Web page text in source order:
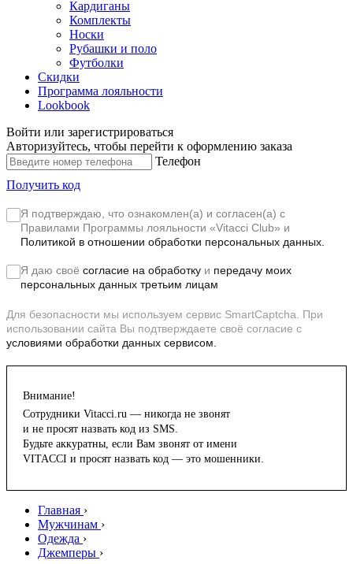
Кардиганы
Комплекты
Носки
Рубашки и поло
Футболки
Скидки
Программа лояльности
Lookbook
Войти или зарегистрироваться
Авторизуйтесь, чтобы перейти к оформлению заказа
Телефон
Получить код
Я подтверждаю, что ознакомлен(а) и согласен(а) с
Правилами Программы лояльности «Vitacci Club» и
Политикой в отношении обработки персональных данных.
Я даю своё согласие на обработку и передачу моих
персональных данных третьим лицам
Для безопасности мы используем сервис SmartCaptcha. При
использовании сайта Вы подтверждаете своё согласие с
условиями обработки данных сервисом.
Внимание!
Сотрудники Vitacci.ru — никогда не звонят
и не просят назвать код из SMS.
Будьте аккуратны, если Вам звонят от имени
VITACCI и просят назвать код — это мошенники.
Главная ›
Мужчинам ›
Одежда ›
Джемперы ›